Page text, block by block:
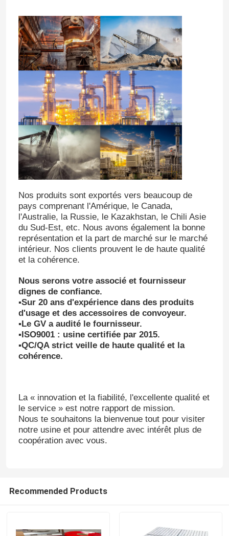
Aperçu
Produits
Vidéos
A propos de nous
Visite d'usine
Contrôle de la qualité
Contact
Revêtement en céramique d'usage
Nos produits sont exportés vers beaucoup de
pays comprenant l'Amérique, le Canada,
l'Australie, la Russie, le Kazakhstan, le Chili Asie
du Sud-Est, etc. Nous avons également la bonne
représentation et la part de marché sur le marché
intérieur. Nos clients prouvent le de haute qualité
et la cohérence.
Nous serons votre associé et fournisseur
dignes de confiance.
▪Sur 20 ans d'expérience dans des produits
d'usage et des accessoires de convoyeur.
▪Le GV a audité le fournisseur.
▪ISO9001 : usine certifiée par 2015.
▪QC/QA strict veille de haute qualité et la
cohérence.
La « innovation et la fiabilité, l'excellente qualité et
le service » est notre rapport de mission.
Nous te souhaitons la bienvenue tout pour visiter
notre usine et pour attendre avec intérêt plus de
coopération avec vous.
Recommended Products